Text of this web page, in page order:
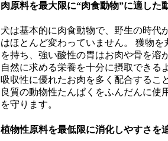
肉原料を最大限に“肉食動物”に適した
犬は基本的に肉食動物で、野生の時代
はほとんど変わっていません。 獲物
を持ち、強い酸性の胃はお肉や骨を溶
自然に求める栄養を十分に摂取できる
吸収性に優れたお肉を多く配合するこ
良質の動物性たんぱくをふんだんに使
を守ります。
植物性原料を最低限に消化しやすさを